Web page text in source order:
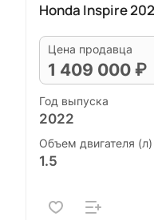
Honda Inspire
Цена продавца
1 409 000 ₽
Год выпуска
2022
Объем двигателя (л)
1.5